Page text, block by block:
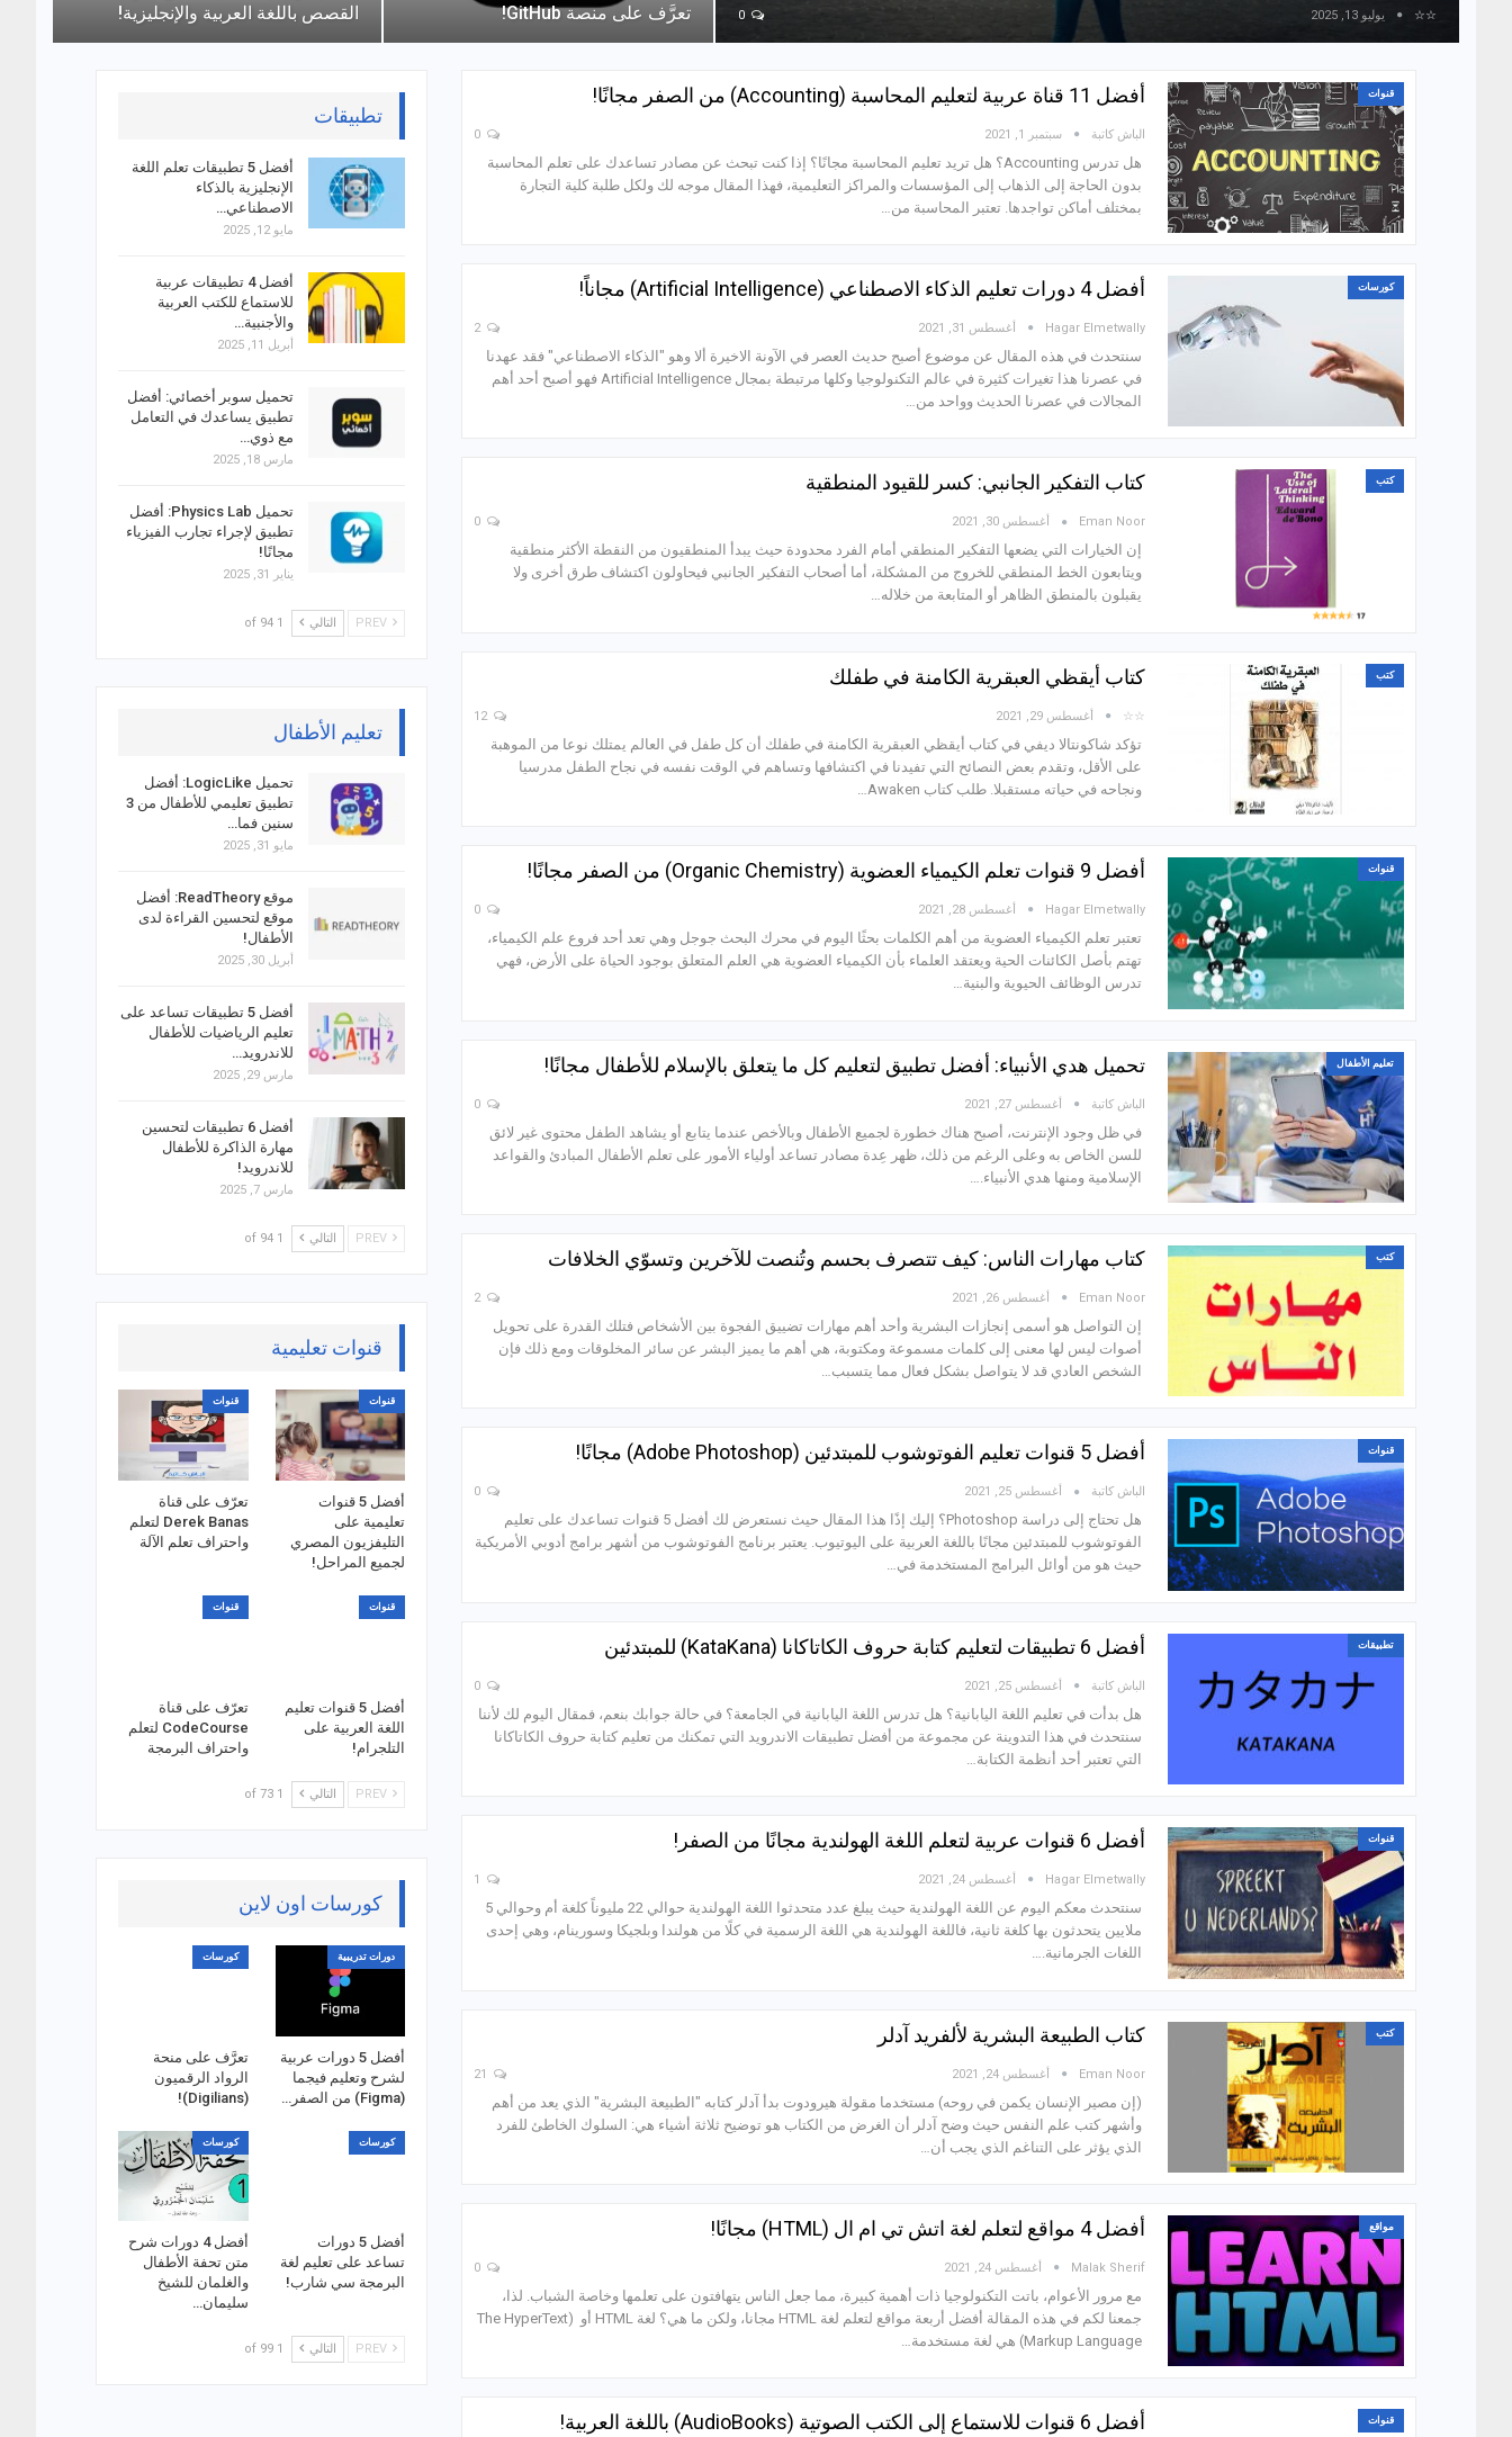
☆☆ يوليو 13, 2025 0 تعرَّف على منصة GitHub!
القصص باللغة العربية والإنجليزية!
قنوات أفضل 11 قناة عربية لتعليم المحاسبة (Accounting) من الصفر مجانًا!
الباش كاتبة سبتمبر 1, 2021
هل تدرس Accounting؟ هل تريد تعليم المحاسبة مجانًا؟ إذا كنت تبحث عن مصادر تساعدك على تعلم المحاسبة
بدون الحاجة إلى الذهاب إلى المؤسسات والمراكز التعليمية، فهذا المقال موجه لك ولكل طلبة كلية التجارة
بمختلف أماكن تواجدها. تعتبر المحاسبة من…
كورسات أفضل 4 دورات تعليم الذكاء الاصطناعي (Artificial Intelligence) مجاناً!
Hagar Elmetwally أغسطس 31, 2021 2
سنتحدث في هذه المقال عن موضوع أصبح حديث العصر في الآونة الاخيرة ألا وهو "الذكاء الاصطناعي" فقد عهدنا
في عصرنا هذا تغيرات كثيرة في عالم التكنولوجيا وكلها مرتبطة بمجال Artificial Intelligence فهو أصبح أحد أهم
المجالات في عصرنا الحديث وواحد من…
كتب كتاب التفكير الجانبي: كسر للقيود المنطقية
Eman Noor أغسطس 30, 2021
إن الخيارات التي يضعها التفكير المنطقي أمام الفرد محدودة حيث يبدأ المنطقيون من النقطة الأكثر منطقية
ويتابعون الخط المنطقي للخروج من المشكلة، أما أصحاب التفكير الجانبي فيحاولون اكتشاف طرق أخرى ولا
يقبلون بالمنطق الظاهر أو المتابعة من خلاله…
كتب كتاب أيقظي العبقرية الكامنة في طفلك
☆☆ أغسطس 29, 2021 12
تؤكد شاكونتالا ديفي في كتاب أيقظي العبقرية الكامنة في طفلك أن كل طفل في العالم يمتلك نوعا من الموهبة
على الأقل، وتقدم بعض النصائح التي تفيدنا في اكتشافها وتساهم في الوقت نفسه في نجاح الطفل مدرسيا
ونجاحه في حياته مستقبلا. طلب كتاب Awaken…
قنوات أفضل 9 قنوات تعلم الكيمياء العضوية (Organic Chemistry) من الصفر مجانًا!
Hagar Elmetwally أغسطس 28, 2021
تعتبر تعلم الكيمياء العضوية من أهم الكلمات بحثًا اليوم في محرك البحث جوجل وهي تعد أحد فروع علم الكيمياء،
تهتم بأصل الكائنات الحية ويعتقد العلماء بأن الكيمياء العضوية هي العلم المتعلق بوجود الحياة على الأرض، فهي
تدرس الوظائف الحيوية والبنية…
تعليم الأطفال تحميل هدي الأنبياء: أفضل تطبيق لتعليم كل ما يتعلق بالإسلام للأطفال مجانًا!
الباش كاتبة أغسطس 27, 2021
في ظل وجود الإنترنت، أصبح هناك خطورة لجميع الأطفال وبالأخص عندما يتابع أو يشاهد الطفل محتوى غير لائق
للسن الخاص به وعلى الرغم من ذلك، ظهر عِدة مصادر تساعد أولياء الأمور على تعلم الأطفال المبادئ والقواعد
الإسلامية ومنها هدي الأنبياء.…
كتب كتاب مهارات الناس: كيف تتصرف بحسم وتُنصت للآخرين وتسوّي الخلافات
Eman Noor أغسطس 26, 2021 2
إن التواصل هو أسمى إنجازات البشرية وأحد أهم مهارات تضييق الفجوة بين الأشخاص فتلك القدرة على تحويل
أصوات ليس لها معنى إلى كلمات مسموعة ومكتوبة، هي أهم ما يميز البشر عن سائر المخلوقات ومع ذلك فإن
الشخص العادي قد لا يتواصل بشكل فعال مما يتسبب…
قنوات أفضل 5 قنوات تعليم الفوتوشوب للمبتدئين (Adobe Photoshop) مجانًا!
الباش كاتبة أغسطس 25, 2021
هل تحتاج إلى دراسة Photoshop؟ إليك إذًا هذا المقال حيث نستعرض لك أفضل 5 قنوات تساعدك على تعليم
الفوتوشوب للمبتدئين مجانًا باللغة العربية على اليوتيوب. يعتبر برنامج الفوتوشوب من أشهر برامج أدوبي الأمريكية
حيث هو من أوائل البرامج المستخدمة في…
تطبيقات أفضل 6 تطبيقات لتعليم كتابة حروف الكاتاكانا (KataKana) للمبتدئين
الباش كاتبة أغسطس 25, 2021
هل بدأت في تعليم اللغة اليابانية؟ هل تدرس اللغة اليابانية في الجامعة؟ في حالة جوابك بنعم، فمقال اليوم لك لأننا
سنتحدث في هذا التدوينة عن مجموعة من أفضل تطبيقات الاندرويد التي تمكنك من تعليم كتابة حروف الكاتاكانا
التي تعتبر أحد أنظمة الكتابة…
قنوات أفضل 6 قنوات عربية لتعلم اللغة الهولندية مجانًا من الصفر!
Hagar Elmetwally أغسطس 24, 2021
سنتحدث معكم اليوم عن اللغة الهولندية حيث يبلغ عدد متحدثوا اللغة الهولندية حوالي 22 مليوناً كلغة أم وحوالي 5
ملايين يتحدثون بها كلغة ثانية، فاللغة الهولندية هي اللغة الرسمية في كلًا من هولندا وبلجيكا وسورينام، وهي إحدى
اللغات الجرمانية.…
كتب كتاب الطبيعة البشرية لألفريد آدلر
Eman Noor أغسطس 24, 2021
(إن مصير الإنسان يكمن في روحه) مستخدما مقولة هيرودوت بدأ آدلر كتابه "الطبيعة البشرية" الذي يعد من أهم
وأشهر كتب علم النفس حيث وضح آدلر أن الغرض من الكتاب هو توضيح ثلاثة أشياء هي: السلوك الخاطئ للفرد
الذي يؤثر على التناغم الذي يجب أن…
مواقع أفضل 4 مواقع لتعلم لغة اتش تي ام ال (HTML) مجانًا!
Malak Sherif أغسطس 24, 2021
مع مرور الأعوام، باتت التكنولوجيا ذات أهمية كبيرة، مما جعل الناس يتهافتون على تعلمها وخاصة الشباب. لذا،
جمعنا لكم في هذه المقالة أفضل أربعة مواقع لتعلم لغة HTML مجانا، ولكن ما هي؟ لغة HTML أو (The HyperText
Markup Language) هي لغة مستخدمة…
قنوات أفضل 6 قنوات للاستماع إلى الكتب الصوتية (AudioBooks) باللغة العربية!
تطبيقات
أفضل 5 تطبيقات تعلم اللغة
الإنجليزية بالذكاء
الاصطناعي…
مايو 12, 2025
أفضل 4 تطبيقات عربية
للاستماع للكتب العربية
والأجنبية…
أبريل 11, 2025
تحميل سوبر أخصائي: أفضل
تطبيق يساعدك في التعامل
مع ذوي…
مارس 18, 2025
تحميل Physics Lab: أفضل
تطبيق لإجراء تجارب الفيزياء
مجانًا!
يناير 31, 2025
التالي 1 of 94
تعليم الأطفال
تحميل LogicLike: أفضل
تطبيق تعليمي للأطفال من 3
سنين فما…
مايو 31, 2025
موقع ReadTheory: أفضل
موقع لتحسين القراءة لدى
الأطفال!
أبريل 30, 2025
أفضل 5 تطبيقات تساعد على
تعليم الرياضيات للأطفال
للاندرويد…
مارس 29, 2025
أفضل 6 تطبيقات لتحسين
مهارة الذاكرة للأطفال
للاندرويد!
مارس 7, 2025
التالي 1 of 94
قنوات تعليمية
قنوات
أفضل 5 قنوات
تعليمية على
التليفزيون المصري
لجميع المراحل!
قنوات
تعرّف على قناة
Derek Banas لتعلم
واحتراف تعلم الآلة
قنوات
أفضل 5 قنوات تعليم
اللغة العربية على
التلجرام!
قنوات
تعرّف على قناة
CodeCourse لتعلم
واحتراف البرمجة
التالي 1 of 73
كورسات اون لاين
دورات تدريبية
أفضل 5 دورات عربية
لشرح وتعليم فيجما
(Figma) من الصفر…
كورسات
تعرَّف على منحة
الرواد الرقميون
(Digilians)!
كورسات
أفضل 5 دورات
تساعد على تعليم لغة
البرمجة سي شارب!
كورسات
أفضل 4 دورات شرح
متن تحفة الأطفال
والغلمان للشيخ
سليمان…
التالي 1 of 99